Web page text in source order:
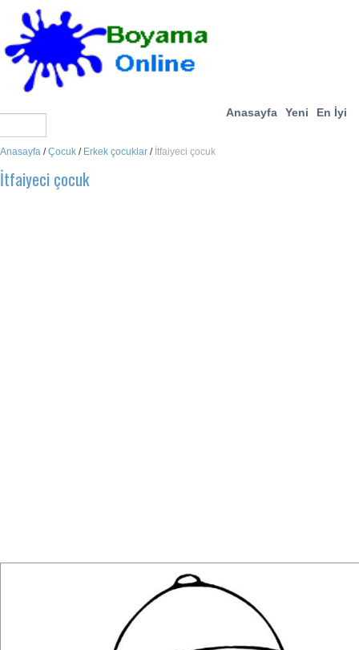
Anasayfa Yeni En İyi
Anasayfa /Çocuk / Erkek çocuklar / İtfaiyeci çocuk
İtfaiyeci çocuk